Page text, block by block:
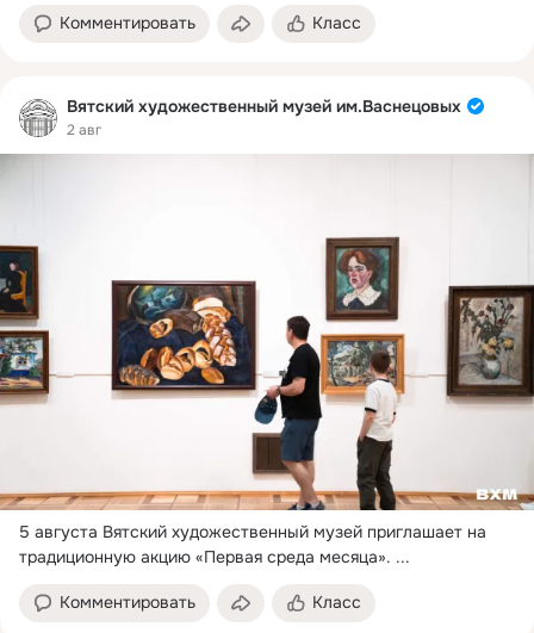
Комментировать
Класс
Вятский художественный музей им.Васнецовых
2 авг
5 августа Вятский художественный музей приглашает на
традиционную акцию «Первая среда месяца». ...
Комментировать Класс